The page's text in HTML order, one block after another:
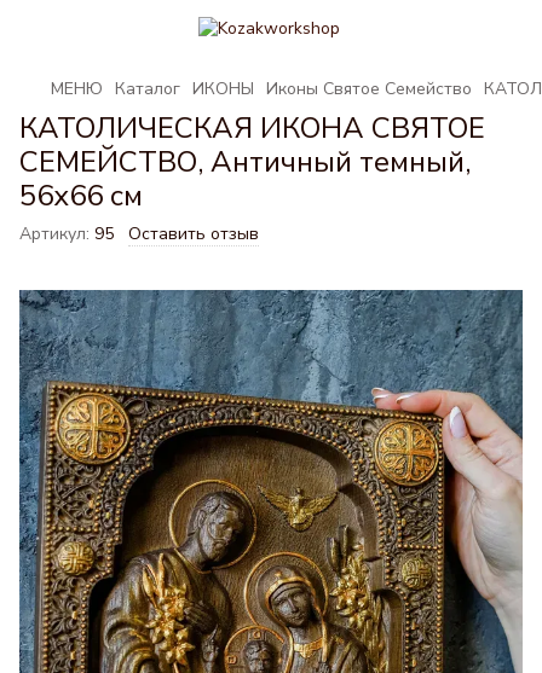
МЕНЮ Каталог ИКОНЫ Иконы Святое Семейство
КАТОЛИЧЕСКАЯ ИКОНА СВЯТОЕ
СЕМЕЙСТВО, Античный темный,
56х66 см
Артикул: 95 Оставить отзыв